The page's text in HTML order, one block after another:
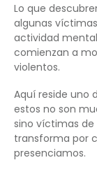
Lo que
algunas
actividad
comienzan a
violentos.
Aquí reside uno
estos no son
sino víctimas
transforma por
presenciamos.